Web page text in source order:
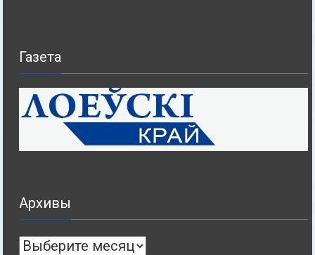
Газета
Архивы
Архивы